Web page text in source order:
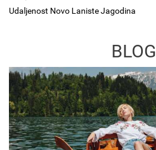
Udaljenost Novo Laniste Jagodina
BLOG